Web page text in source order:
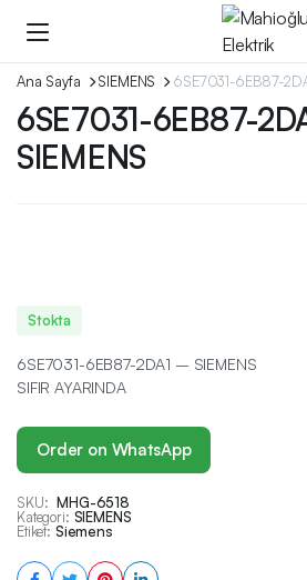
Ana Sayfa SIEMENS 6SE7031-6EB87-
6SE7031-6EB87-
SIEMENS
Stokta
6SE7031-6EB87-2DA1 – SIEMENS
SIFIR AYARINDA
Order on WhatsApp
SKU: MHG-6518
Kategori: SIEMENS
Etiket: Siemens